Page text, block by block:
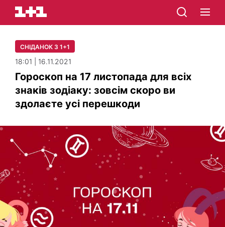
СНІДАНОК З 1+1
18:01 | 16.11.2021
Гороскоп на 17 листопада для всіх
знаків зодіаку: зовсім скоро ви
здолаєте усі перешкоди